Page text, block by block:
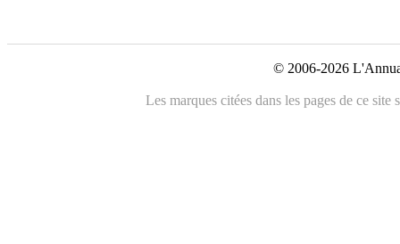
© 2006-2026
Les marques citées dans les pages de ce